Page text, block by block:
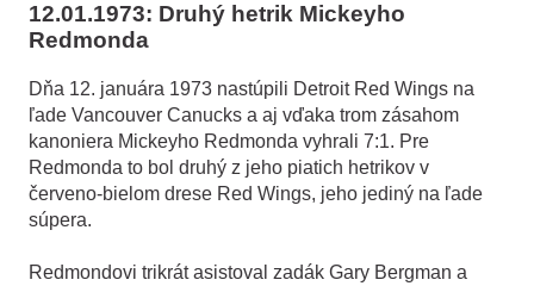
12.01.1973: Druhý hetrik Mickeyho
Redmonda
Dňa 12. januára 1973 nastúpili Detroit Red Wings na
ľade Vancouver Canucks a aj vďaka trom zásahom
kanoniera Mickeyho Redmonda vyhrali 7:1. Pre
Redmonda to bol druhý z jeho piatich hetrikov v
červeno-bielom drese Red Wings, jeho jediný na ľade
súpera.
Redmondovi trikrát asistoval zadák Gary Bergman a